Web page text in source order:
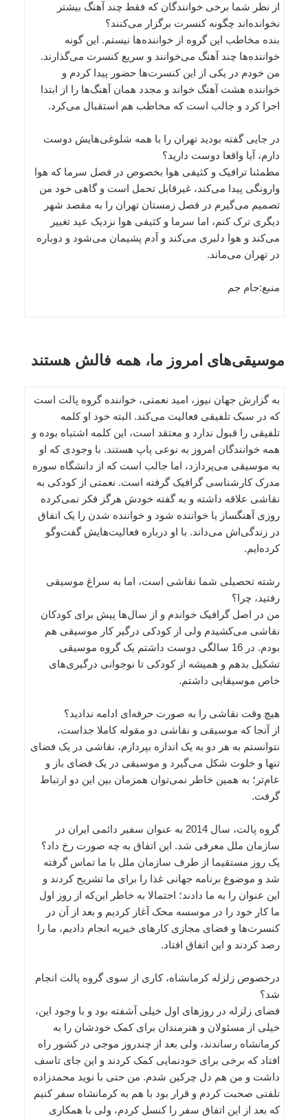
از نظر شما برخی خوانندگان که فقط چند آهنگ بیشتر
نخوانده‌اند چگونه کنسرت برگزار می‌کنند؟
بنده مخاطب این گروه از خواننده‌ها نیستم. این گونه
خواننده‌ها چند آهنگ می‌خوانند و سریع کنسرت می‌گذارند.
من خودم در یکی از این کنسرت‌ها حضور پیدا کردم و
خواننده هشت آهنگ خواند و مجدد همان آهنگ‌ها را از ابتدا
اجرا کرد و جالب است که مخاطب هم استقبال می‌کرد.
در جایی گفته بودید تهران را با همه شلوغی‌هایش دوست
دارم، آیا واقعا دوست دارید؟
مطمئنا ترافیک و کثیفی هوا بخصوص در فصل سرما که هوا
وارونگی پیدا می‌کند، غیرقابل تحمل است و گاهی خود من
تصمیم می‌گیرم در فصل زمستان تهران را به مقصد شهر
دیگری ترک کنم، اما سرما و کثیفی هوا نزدیک عید تغییر
می‌کند و هوا دلبری می‌کند و آدم پشیمان می‌شود و دوباره
در تهران می‌ماند.
منبع:جام جم
موسیقی‌های امروز ما، همه فالش هستند
به گزارش جهان نیوز، امید نعمتی، خواننده گروه پالت است
که در سبک تلفیقی فعالیت می‌کند. البته خود او کلمه
تلفیقی را قبول ندارد و معتقد است، این کلمه اشتباه بوده و
همه خوانندگان امروز به نوعی پاپ هستند. با وجودی که او
به موسیقی می‌پردازد، اما جالب است که از دانشگاه سوره
مدرک کارشناسی گرافیک گرفته است. نعمتی از کودکی به
نقاشی علاقه داشته و به گفته خودش هرگز فکر نمی‌کرده
روزی آهنگساز یا خواننده شود و خواننده شدن را یک اتفاق
در زندگی‌اش می‌داند. با او درباره فعالیت‌هایش گفت‌وگو
کرده‌ایم.
رشته تحصیلی شما نقاشی است، اما به سراغ موسیقی
رفتید، چرا؟
من در اصل گرافیک خواندم و از سال‌ها پیش برای کودکان
نقاشی می‌کشیدم ولی از کودکی درگیر کار موسیقی هم
بودم. در 16 سالگی دوست داشتم یک گروه موسیقی
تشکیل بدهم و همیشه از کودکی تا نوجوانی درگیری‌های
خاص موسیقایی داشتم.
هیچ وقت نقاشی را به صورت حرفه‌ای ادامه ندادید؟
از آنجا که موسیقی و نقاشی دو مقوله کاملا جداست،
نتوانستم به هر دو به یک اندازه بپردازم، نقاشی در یک فضای
تنها و خلوت شکل می‌گیرد و موسیقی در یک فضای باز و
عام‌تر؛ به همین خاطر نمی‌توان همزمان بین این دو ارتباط
گرفت.
گروه پالت، سال 2014 به عنوان سفیر دائمی ایران در
سازمان ملل معرفی شد. این اتفاق به چه صورت رخ داد؟
یک روز مستقیما از طرف سازمان ملل با ما تماس گرفته
شد و موضوع برنامه جهانی غذا را برای ما تشریح کردند و
این عنوان را به ما دادند؛ احتمالا به خاطر این‌که از روز اول
ما کار خود را در موسسه محک آغاز کردیم و بعد از آن در
کنسرت‌ها و فضای مجازی کارهای خیریه انجام دادیم، ما را
رصد کردند و این اتفاق افتاد.
درخصوص زلزله کرمانشاه، کاری از سوی گروه پالت انجام
شد؟
فضای زلزله در روزهای اول خیلی آشفته بود و با وجود این،
خیلی از مسئولان و هنرمندان برای کمک خودشان را به
کرمانشاه رساندند، ولی بعد از چندروز موجی در کشور راه
افتاد که برخی برای خودنمایی کمک کردند و این جای تاسف
داشت و من هم دل چرکین شدم. من حتی با نوید محمدزاده
تلفنی صحبت کردم و قرار بود با هم به کرمانشاه سفر کنیم
که بعد از این اتفاق سفر را کنسل کردم، ولی با همکاری